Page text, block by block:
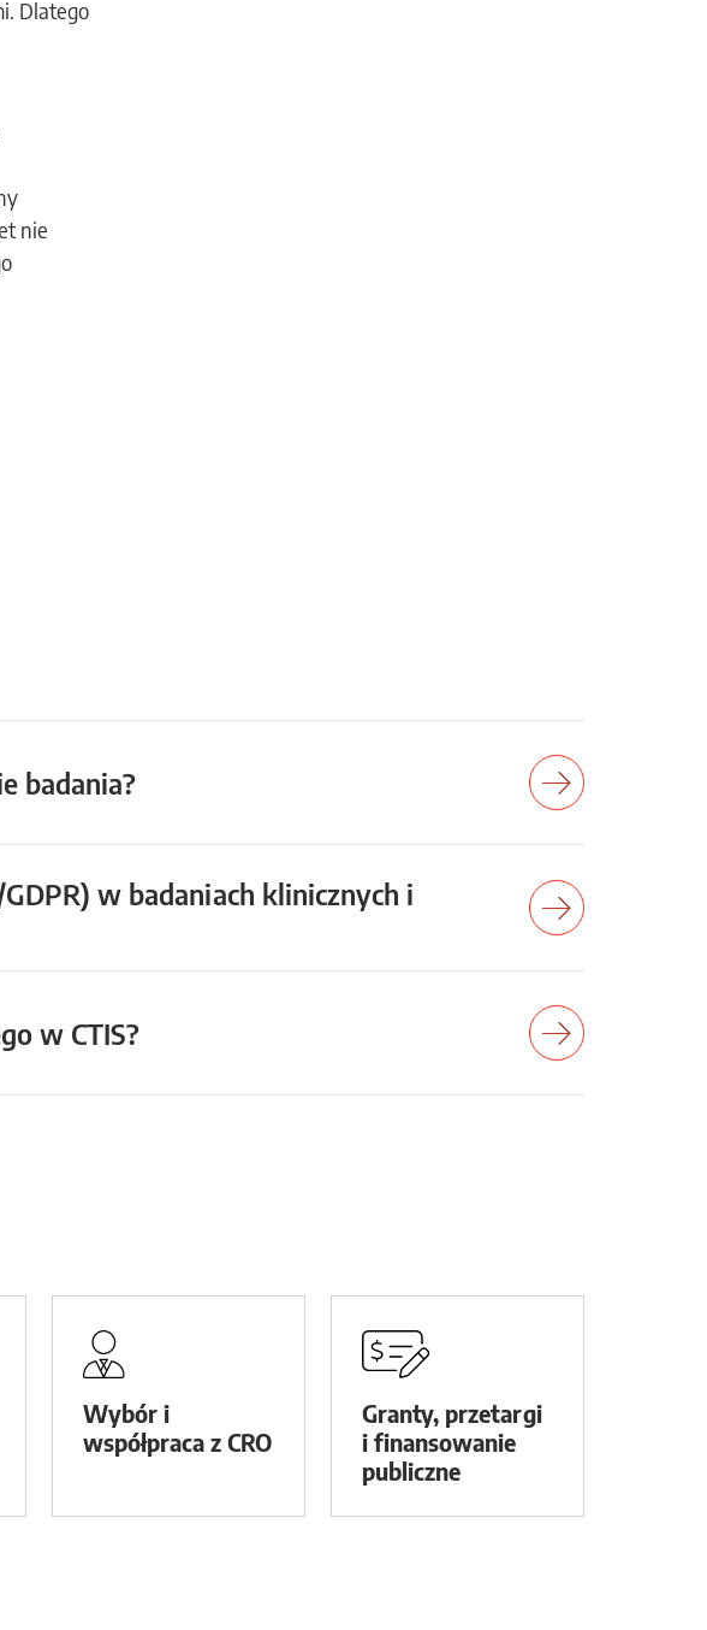
Dlatego
nie
badania?
w badaniach klinicznych i
w CTIS?
Wybór i
współpraca z CRO
Granty, przetargi
i finansowanie
publiczne